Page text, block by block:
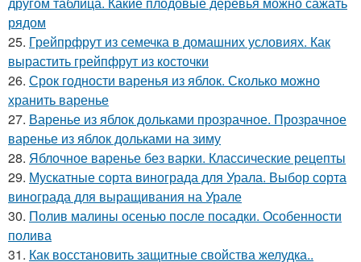
рядом
25. Грейпрфрут из семечка в домашних условиях. Как
вырастить грейпфрут из косточки
26. Срок годности варенья из яблок. Сколько можно
хранить варенье
27. Варенье из яблок дольками прозрачное. Прозрачное
варенье из яблок дольками на зиму
28. Яблочное варенье без варки. Классические рецепты
29. Мускатные сорта винограда для Урала. Выбор сорта
винограда для выращивания на Урале
30. Полив малины осенью после посадки. Особенности
полива
31. Как восстановить защитные свойства желудка..